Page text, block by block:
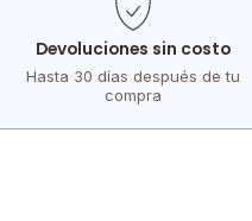
Devoluciones sin costo
Hasta 30 días después de tu
compra